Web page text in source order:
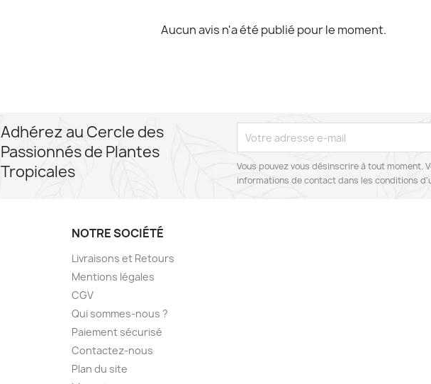
Aucun avis n'a été publié pour le moment.
Adhérez au Cercle des
Passionnés de Plantes
Tropicales
Vous pouvez vous désinscrire à tout moment.
informations de contact dans les conditions
NOTRE SOCIÉTÉ
Livraisons et Retours
Mentions légales
CGV
Qui sommes-nous ?
Paiement sécurisé
Contactez-nous
Plan du site